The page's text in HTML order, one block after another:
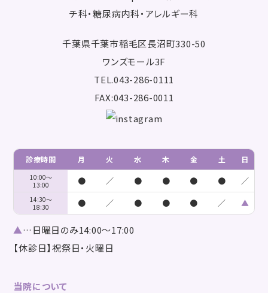
千葉県千葉市稲毛区長沼町330-50
ワンズモール3F
TEL.043-286-0111
FAX:043-286-0011
診療時間 月 火 水 木 金 土 日
10:00～
13:00
● ／ ● ● ● ● ／
14:30～
18:30
● ／ ● ● ● ／ ▲
▲…日曜日のみ14:00～17:00
【休診日】祝祭日・火曜日
当院について